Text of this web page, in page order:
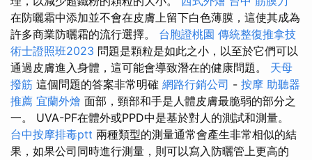
在防曬霜中添加並不會在皮膚上留下白色薄膜，這使其成為
許多商業防曬霜的流行選擇。 台胞證桃園 傳統整復推拿技
術士證照班2023 問題是顆粒是如此之小，以至於它們可以
通過皮膚進入身體，這可能會導致潛在的健康問題。 天母
撥筋 這個問題的答案非常明確 網路行銷公司 - 按摩 助聽器
推薦 宜蘭外燴 面部，頸部和手是人體皮膚最脆弱的部分之
一。 UVA-PF在體外或PPD中是基於對人的測試和測量。
台中按摩排毒ptt 兩種類型的測量通常會產生非常相似的結
果，如果公司同時進行測量，則可以寫入防曬管上更高的